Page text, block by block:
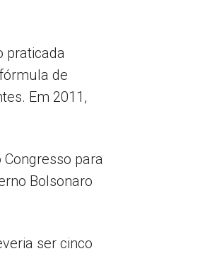
praticada
de
Em 2011,
para
Bolsonaro
ser cinco